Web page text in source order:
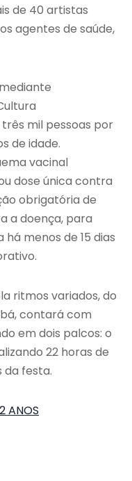
de 40 artistas
agentes de saúde,
mil pessoas por
de idade.
vacinal
dose única contra
obrigatória de
a doença, para
menos de 15 dias
ritmos variados, do
contará com
em dois palcos: o
22 horas de
da festa.
ANOS